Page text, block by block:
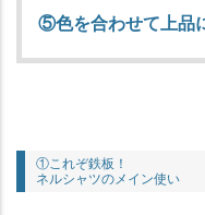
⑤色を合わせて上品
①これぞ鉄板！
ネルシャツのメイン使い